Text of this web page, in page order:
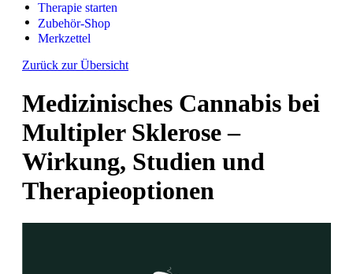
Therapie starten
Zubehör-Shop
Merkzettel
Zurück zur Übersicht
Medizinisches Cannabis bei
Multipler Sklerose –
Wirkung, Studien und
Therapieoptionen